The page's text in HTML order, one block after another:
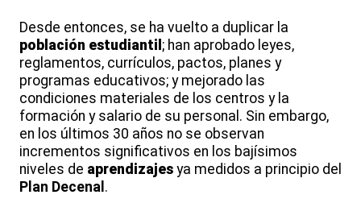
Desde entonces, se ha vuelto a duplicar la
población estudiantil ; han aprobado leyes,
reglamentos, currículos, pactos, planes y
programas educativos; y mejorado las
condiciones materiales de los centros y la
formación y salario de su personal. Sin embargo,
en los últimos 30 años no se observan
incrementos significativos en los bajísimos
niveles de aprendizajes ya medidos a principio del
Plan Decenal .